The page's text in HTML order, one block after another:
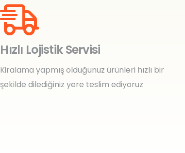
Hızlı Lojistik Servisi
Kiralama yapmış olduğunuz ürünleri hızlı bir
şekilde dilediğiniz yere teslim ediyoruz